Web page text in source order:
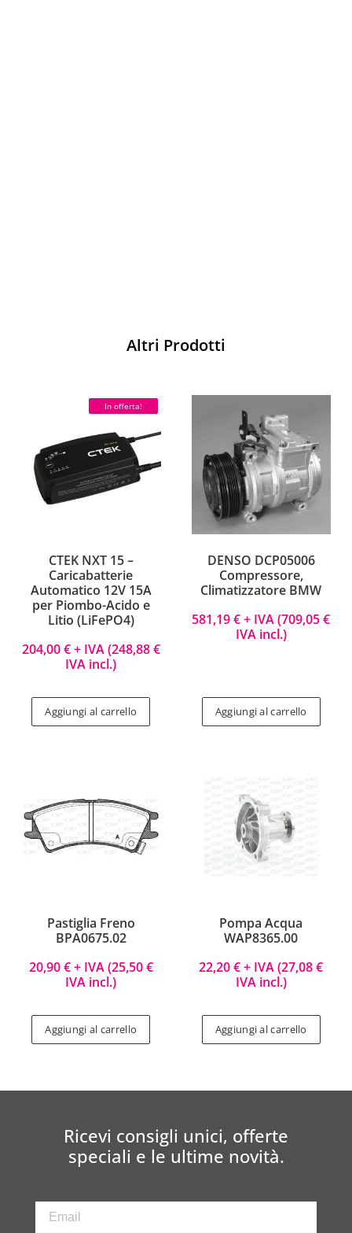
Altri Prodotti
In offerta!
CTEK NXT 15 –
Caricabatterie
Automatico 12V 15A
per Piombo-Acido e
Litio (LiFePO4)
204,00€+ IVA (248,88€
IVA incl.)
Aggiungi al carrello
DENSO DCP05006
Compressore,
Climatizzatore BMW
581,19€+ IVA (709,05€
IVA incl.)
Aggiungi al carrello
Pastiglia Freno
BPA0675.02
20,90€+ IVA (25,50€
IVA incl.)
Aggiungi al carrello
Pompa Acqua
WAP8365.00
22,20€+ IVA (27,08€
IVA incl.)
Aggiungi al carrello
Ricevi consigli unici, offerte
speciali e le ultime novità.